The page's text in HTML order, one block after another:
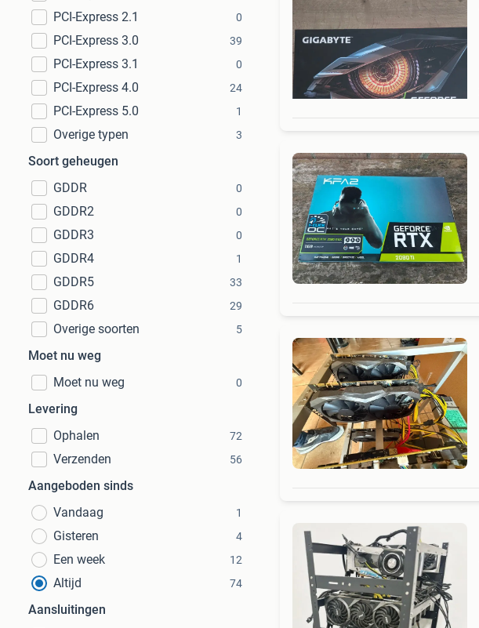
PCI-Express 2.1 0
PCI-Express 3.0 39
PCI-Express 3.1 0
PCI-Express 4.0 24
PCI-Express 5.0 1
Overige typen 3
Soort geheugen
GDDR
0
GDDR2 0
GDDR3 0
GDDR4 1
GDDR5 33
GDDR6 29
Overige soorten 5
Moet nu weg
Moet nu weg
0
Levering
Ophalen
72
Verzenden 56
Aangeboden sinds
Vandaag
1
Gisteren 4
Een week 12
Altijd 74
Aansluitingen